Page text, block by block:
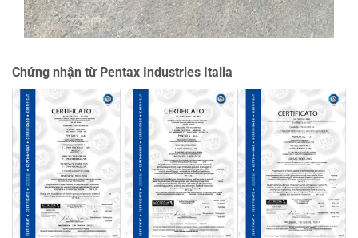
Chứng nhận từ Pentax Industries Italia